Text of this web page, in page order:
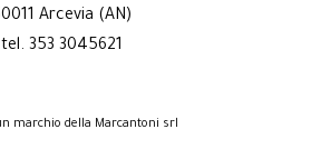
Arcevia (AN)
tel. 353 3045621
marchio della Marcantoni srl